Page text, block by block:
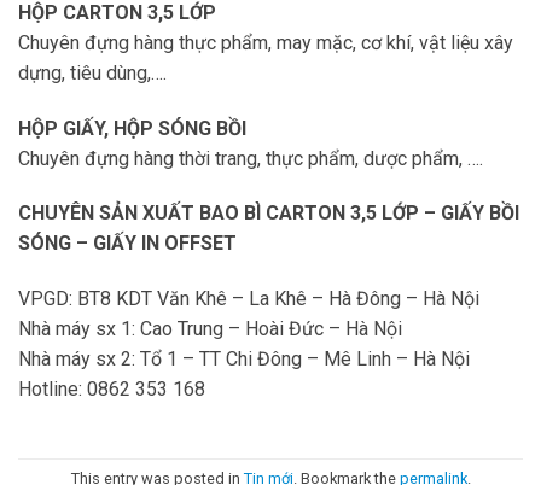
HỘP CARTON 3,5 LỚP
Chuyên đựng hàng thực phẩm, may mặc, cơ khí, vật liệu xây
dựng, tiêu dùng,….
HỘP GIẤY, HỘP SÓNG BỒI
Chuyên đựng hàng thời trang, thực phẩm, dược phẩm, ….
CHUYÊN SẢN XUẤT BAO BÌ CARTON 3,5 LỚP – GIẤY BỒI
SÓNG – GIẤY IN OFFSET
VPGD: BT8 KDT Văn Khê – La Khê – Hà Đông – Hà Nội
Nhà máy sx 1: Cao Trung – Hoài Đức – Hà Nội
Nhà máy sx 2: Tổ 1 – TT Chi Đông – Mê Linh – Hà Nội
Hotline: 0862 353 168
This entry was posted in Tin mới. Bookmark the permalink.